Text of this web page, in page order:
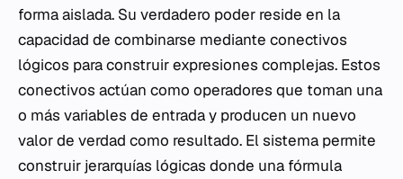
forma aislada. Su verdadero poder reside en la
capacidad de combinarse mediante conectivos
lógicos para construir expresiones complejas. Estos
conectivos actúan como operadores que toman una
o más variables de entrada y producen un nuevo
valor de verdad como resultado. El sistema permite
construir jerarquías lógicas donde una fórmula